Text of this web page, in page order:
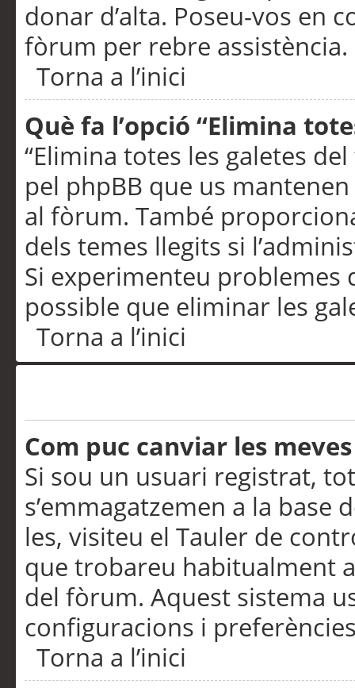
donar d’alta. Poseu-vos en
fòrum per rebre assistència.
Torna a l’inici
Què fa l’opció “Elimina
“Elimina totes les galetes
pel phpBB que us
al fòrum. També
dels temes llegits si
Si experimenteu problemes
possible que eliminar les
Torna a l’inici
Com puc canviar les
Si sou un usuari registrat,
s’emmagatzemen a la
les, visiteu el Tauler de
que trobareu habitualment
del fòrum. Aquest sistema
configuracions i
Torna a l’inici